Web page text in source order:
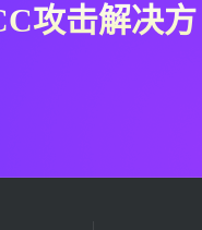
攻击解决方